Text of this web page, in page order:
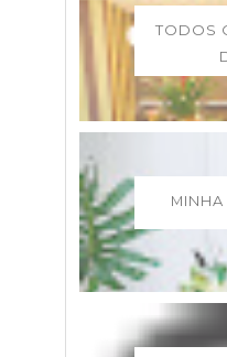
TODOS
MINHA